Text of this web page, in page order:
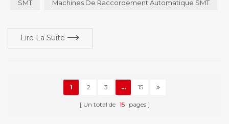
mesure que le secteur continue de s’orienter vers une
SMT Machines De Raccordement Automatique SMT
Lire La Suite
1 2 3 ... 15
Un total de 15 pages